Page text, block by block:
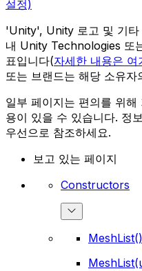
설정)
'Unity', Unity 로고 및 기타
내 Unity Technologies 또
표입니다(자세한 내용은 여
또는 브랜드는 해당 소유자
일부 페이지는 편의를 위
용이 있을 수 있습니다. 정
우선으로 참조하세요.
보고 있는 페이지
Constructors
MeshList()